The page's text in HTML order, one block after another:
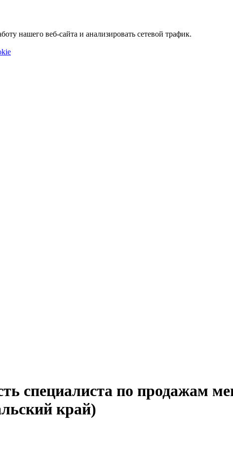
нашего веб-сайта и анализировать сетевой трафик.
специалиста по продажам
край)